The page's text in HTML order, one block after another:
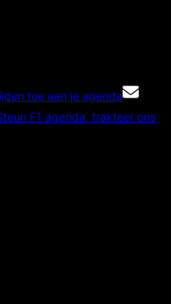
toe aan je agenda
F1 agenda, trakteer ons